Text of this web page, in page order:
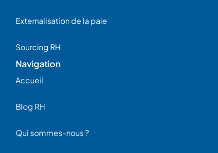
Externalisation de la paie
Sourcing RH
Navigation
Accueil
Blog RH
Qui sommes-nous ?